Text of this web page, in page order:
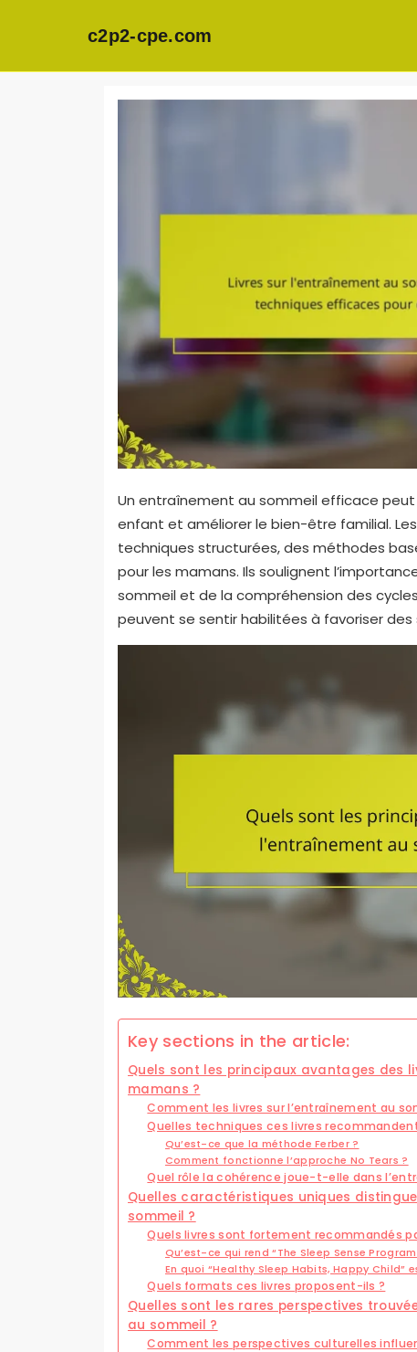
c2p2-cpe.com
Un entraînement au sommeil efficace
enfant et améliorer le bien-être familial.
techniques structurées, des méthodes
pour les mamans. Ils soulignent
sommeil et de la compréhension des
peuvent se sentir habilitées à favoriser
Key sections in the article:
Quels sont les principaux avantages des
mamans ?
Comment les livres sur l’entraînement au
Quelles techniques ces livres
Qu’est-ce que la méthode Ferber ?
Comment fonctionne l’approche No Tears ?
Quel rôle la cohérence joue-t-elle dans
Quelles caractéristiques uniques
sommeil ?
Quels livres sont fortement recommandés
Qu’est-ce qui rend “The Sleep Sense
En quoi “Healthy Sleep Habits, Happy Child”
Quels formats ces livres proposent-ils ?
Quelles sont les rares perspectives
au sommeil ?
Comment les perspectives culturelles